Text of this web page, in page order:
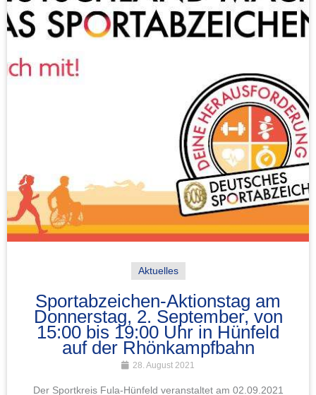
Aktuelles
Sportabzeichen-Aktionstag am
Donnerstag, 2. September, von
15:00 bis 19:00 Uhr in Hünfeld
auf der Rhönkampfbahn
28. August 2021
Der Sportkreis Fula-Hünfeld veranstaltet am 02.09.2021